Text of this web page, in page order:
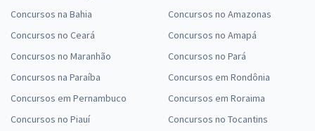
Concursos na Bahia
Concursos no Ceará
Concursos no Maranhão
Concursos na Paraíba
Concursos em Pernambuco
Concursos no Piauí
Concursos no Amazonas
Concursos no Amapá
Concursos no Pará
Concursos em Rondônia
Concursos em Roraima
Concursos no Tocantins